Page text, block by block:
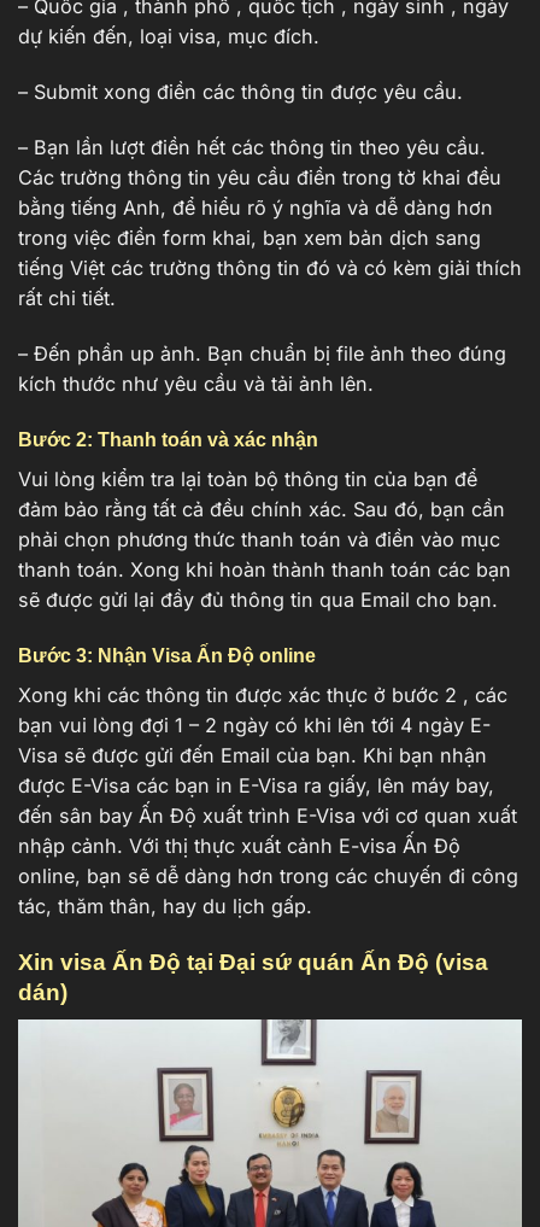
– Quốc gia , thành phố , quốc tịch , ngày sinh , ngày
dự kiến đến, loại visa, mục đích.
– Submit xong điền các thông tin được yêu cầu.
– Bạn lần lượt điền hết các thông tin theo yêu cầu.
Các trường thông tin yêu cầu điền trong tờ khai đều
bằng tiếng Anh, để hiểu rõ ý nghĩa và dễ dàng hơn
trong việc điền form khai, bạn xem bản dịch sang
tiếng Việt các trường thông tin đó và có kèm giải thích
rất chi tiết.
– Đến phần up ảnh. Bạn chuẩn bị file ảnh theo đúng
kích thước như yêu cầu và tải ảnh lên.
Bước 2: Thanh toán và xác nhận
Vui lòng kiểm tra lại toàn bộ thông tin của bạn để
đảm bảo rằng tất cả đều chính xác. Sau đó, bạn cần
phải chọn phương thức thanh toán và điền vào mục
thanh toán. Xong khi hoàn thành thanh toán các bạn
sẽ được gửi lại đầy đủ thông tin qua Email cho bạn.
Bước 3: Nhận Visa Ấn Độ online
Xong khi các thông tin được xác thực ở bước 2 , các
bạn vui lòng đợi 1 – 2 ngày có khi lên tới 4 ngày E-
Visa sẽ được gửi đến Email của bạn. Khi bạn nhận
được E-Visa các bạn in E-Visa ra giấy, lên máy bay,
đến sân bay Ấn Độ xuất trình E-Visa với cơ quan xuất
nhập cảnh. Với thị thực xuất cảnh E-visa Ấn Độ
online, bạn sẽ dễ dàng hơn trong các chuyến đi công
tác, thăm thân, hay du lịch gấp.
Xin visa Ấn Độ tại Đại sứ quán Ấn Độ (visa
dán)